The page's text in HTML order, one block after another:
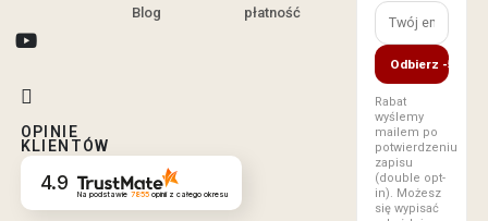
OPINIE
KLIENTÓW
4.9 Na podstawie 7855opinii z całego okresu
Blog
płatność
Odbierz -5%
Rabat
wyślemy
mailem po
potwierdzeniu
zapisu
(double opt-
in). Możesz
się wypisać